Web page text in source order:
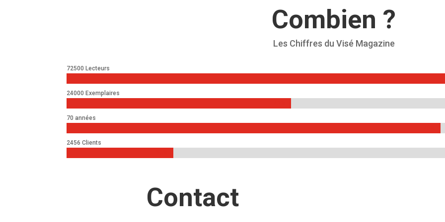
Combien ?
Les Chiffres du Visé Magazine
72500 Lecteurs
24000 Exemplaires
70 années
2456 Clients
Contact